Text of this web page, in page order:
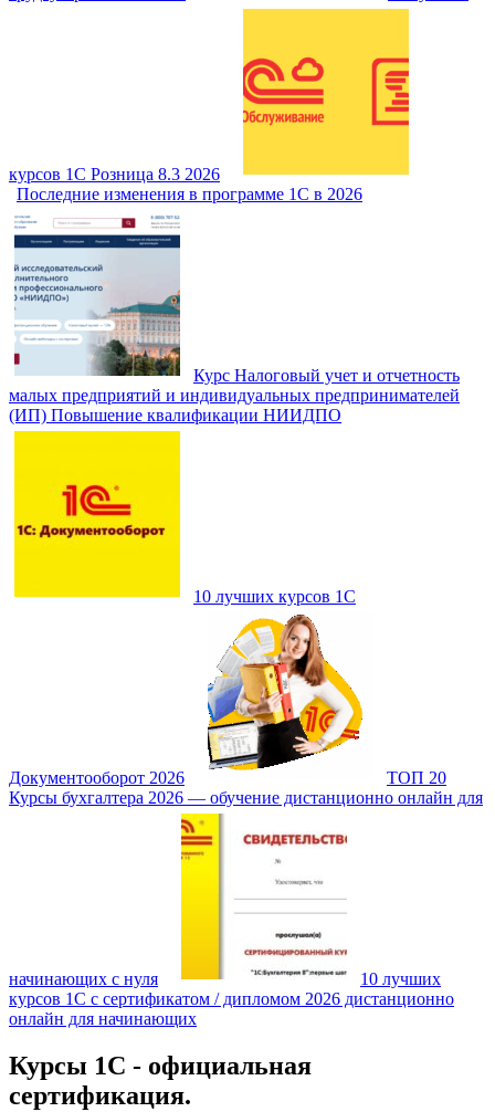
курсов 1С Розница 8.3 2026
Последние изменения в программе 1С в 2026
Курс Налоговый учет и отчетность
малых предприятий и индивидуальных предпринимателей
(ИП) Повышение квалификации НИИДПО
10 лучших курсов 1С
Документооборот 2026
ТОП 20
Курсы бухгалтера 2026 — обучение дистанционно онлайн для
начинающих с нуля
10 лучших
курсов 1С с сертификатом / дипломом 2026 дистанционно
онлайн для начинающих
Курсы 1С - официальная
сертификация.